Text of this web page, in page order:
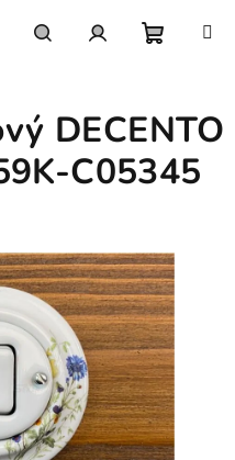
košík
DECENTO
C05345